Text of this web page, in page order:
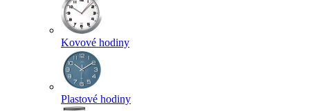
Kovové hodiny
Plastové hodiny